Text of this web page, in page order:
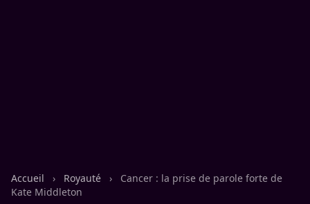
Accueil › Royauté ›
Cancer : la prise de parole forte de
Kate Middleton